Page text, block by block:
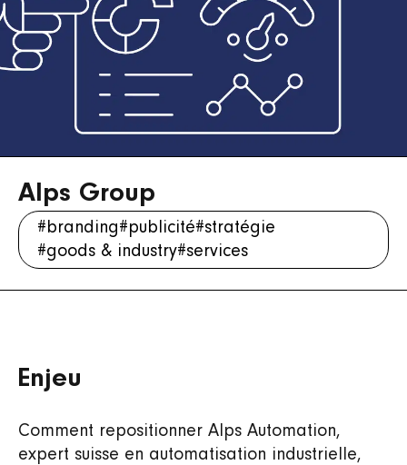
Alps Group
#branding#publicité#stratégie
#goods & industry#services
Enjeu
Comment repositionner Alps Automation,
expert suisse en automatisation industrielle,